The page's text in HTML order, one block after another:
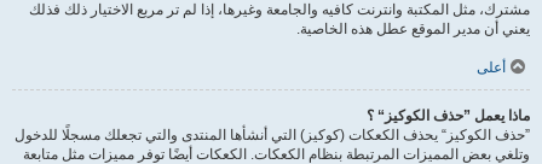
مشترك، مثل المكتبة وانترنت كافيه والجامعة وغيرها، إذا لم تر مربع الاختيار ذلك فذلك
يعني أن مدير الموقع عطل هذه الخاصية.
أعلى
ماذا يعمل ”حذف الكوكيز“ ؟
”حذف الكوكيز“ يحذف الكعكات (كوكيز) التي أنشأها المنتدى والتي تجعلك مسجلًا للدخول
وتلغي بعض المميزات المرتبطة بنظام الكعكات. الكعكات أيضًا توفر مميزات مثل متابعة